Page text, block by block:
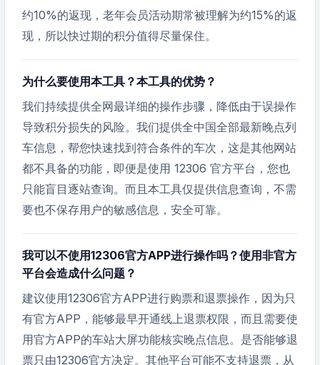
约10%的返现，老年会员活动期常被理解为约15%的返
现，所以快过期的积分值得尽量保住。
为什么要使用本工具？本工具的优势？
我们持续提供全网最详细的操作步骤，降低由于误操作
导致积分损失的风险。我们提供全中国全部最新晚点列
车信息，帮您快速找到符合条件的车次，这是其他网站
都不具备的功能，即便是使用 12306 官方平台，您也
只能盲目逐站查询。而且本工具仅提供信息查询，不需
要也不保存用户的敏感信息，安全可靠。
我可以不使用12306官方APP进行操作吗？使用非官方
平台会造成什么问题？
建议使用12306官方APP进行购票和退票操作，因为只
有官方APP，能够最早开通线上退票权限，而且需要使
用官方APP的车站大屏功能核实晚点信息。是否能够退
票只由12306官方决定。其他平台可能不支持退票，从